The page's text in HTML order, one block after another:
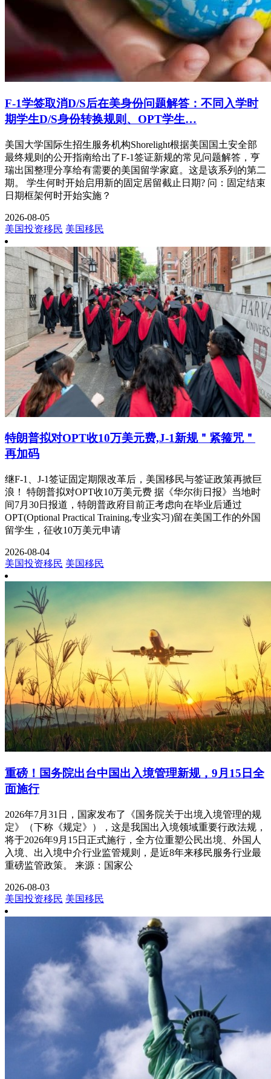
F-1学签取消D/S后在美身份问题解答：不同入学时
期学生D/S身份转换规则、OPT学生…
美国大学国际生招生服务机构Shorelight根据美国国土安全部
最终规则的公开指南给出了F-1签证新规的常见问题解答，亨
瑞出国整理分享给有需要的美国留学家庭。这是该系列的第二
期。 学生何时开始启用新的固定居留截止日期? 问：固定结束
日期框架何时开始实施？
2026-08-05
美国投资移民 美国移民
特朗普拟对OPT收10万美元费,J-1新规＂紧箍咒＂
再加码
继F-1、J-1签证固定期限改革后，美国移民与签证政策再掀巨
浪！ 特朗普拟对OPT收10万美元费 据《华尔街日报》当地时
间7月30日报道，特朗普政府目前正考虑向在毕业后通过
OPT(Optional Practical Training,专业实习)留在美国工作的外国
留学生，征收10万美元申请
2026-08-04
美国投资移民 美国移民
重磅！国务院出台中国出入境管理新规，9月15日全
面施行
2026年7月31日，国家发布了《国务院关于出境入境管理的规
定》（下称《规定》），这是我国出入境领域重要行政法规，
将于2026年9月15日正式施行，全方位重塑公民出境、外国人
入境、出入境中介行业监管规则，是近8年来移民服务行业最
重磅监管政策。 来源：国家公
2026-08-03
美国投资移民 美国移民